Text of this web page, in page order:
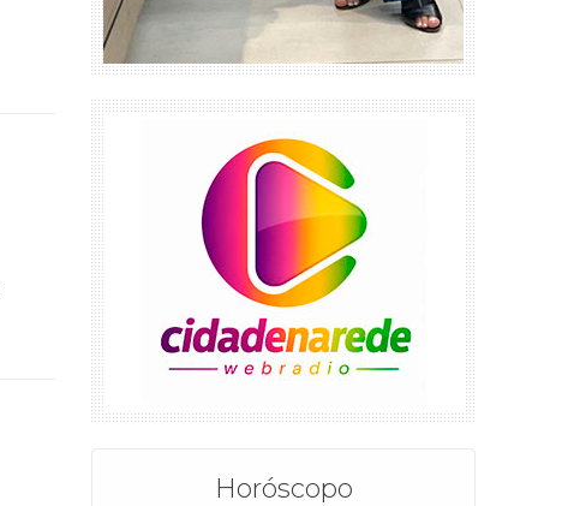
Horóscopo